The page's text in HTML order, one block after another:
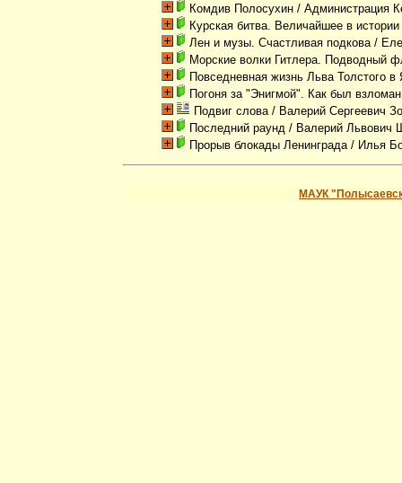
Комдив Полосухин / Администрация
Курская битва. Величайшее в
Лен и музы. Счастливая подкова/
Морские волки Гитлера. Подводный
Повседневная жизнь Льва Толстого
Погоня за "Энигмой". Как был
Подвиг слова/ Валерий Сергеевич
Последний раунд / Валерий Львович
Прорыв блокады Ленинграда/ Илья
МАУК